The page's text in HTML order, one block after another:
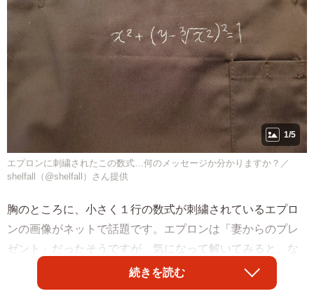
1/5
エプロンに刺繍されたこの数式…何のメッセージか分かりますか？／
shelfall（@shelfall）さん提供
胸のところに、小さく１行の数式が刺繍されているエプロ
ンの画像がネットで話題です。エプロンは「妻からのプレ
ゼント」だったそうですが、気になって解いてみると、な
んと…愛のメッセージがあらわれたそうなんです。ああ、
なんて美しい理系的な展開。これぞ本当の「愛の方程式」
続きを読む